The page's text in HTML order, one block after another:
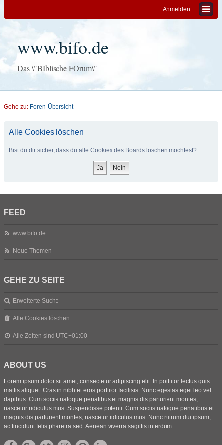
Anmelden
www.bifo.de
Das \"BIblische FOrum\"
Gehe zu: Foren-Übersicht
Alle Cookies löschen
Bist du dir sicher, dass du alle Cookies des Boards löschen möchtest?
FEED
www.bifo.de
Neue Themen
GEHE ZU SEITE
Erweiterte Suche
Alle Cookies löschen
Alle Zeiten sind UTC+01:00
ABOUT US
Lorem ipsum dolor sit amet, consectetur adipiscing elit. In porttitor lectus quis
mattis aliquet. Cras in nibh et eros porttitor facilisis. Nunc egestas eget leo vel
dapibus. Cum sociis natoque penatibus et magnis dis parturient montes,
nascetur ridiculus mus. Suspendisse potenti. Cum sociis natoque penatibus et
magnis dis parturient montes, nascetur ridiculus mus. Nunc rutrum dui ipsum,
ac tincidunt felis pharetra sed. Aenean viverra sagittis interdum.